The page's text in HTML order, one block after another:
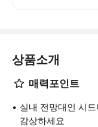
상품소개
매력포인트
실내 전망대인 시
감상하세요